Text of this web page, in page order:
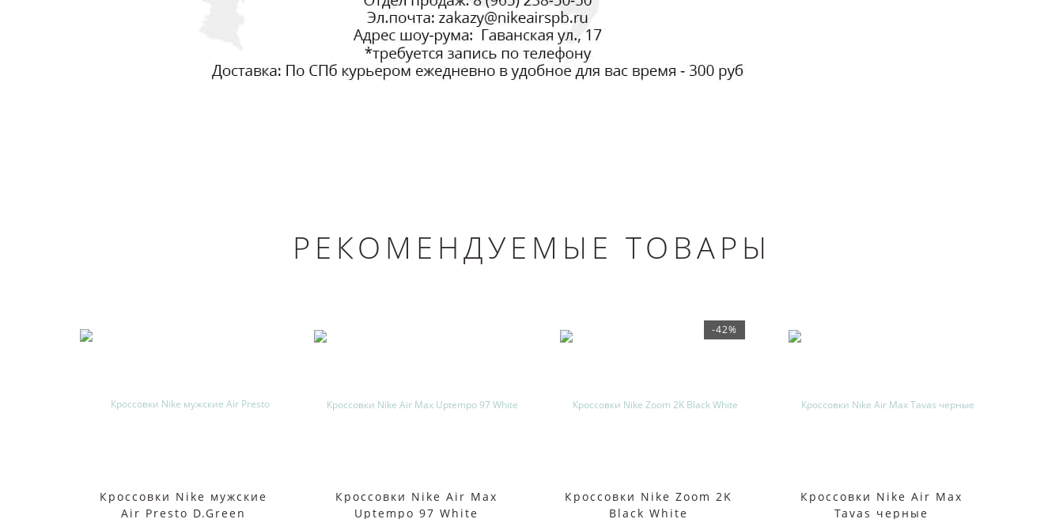
РЕКОМЕНДУЕМЫЕ ТОВАРЫ
Кроссовки Nike мужские
Air Presto D.Green
Кроссовки Nike Air Max
Uptempo 97 White
-42%
Кроссовки Nike Zoom 2K
Black White
Кроссовки Nike Air Max
Tavas черные